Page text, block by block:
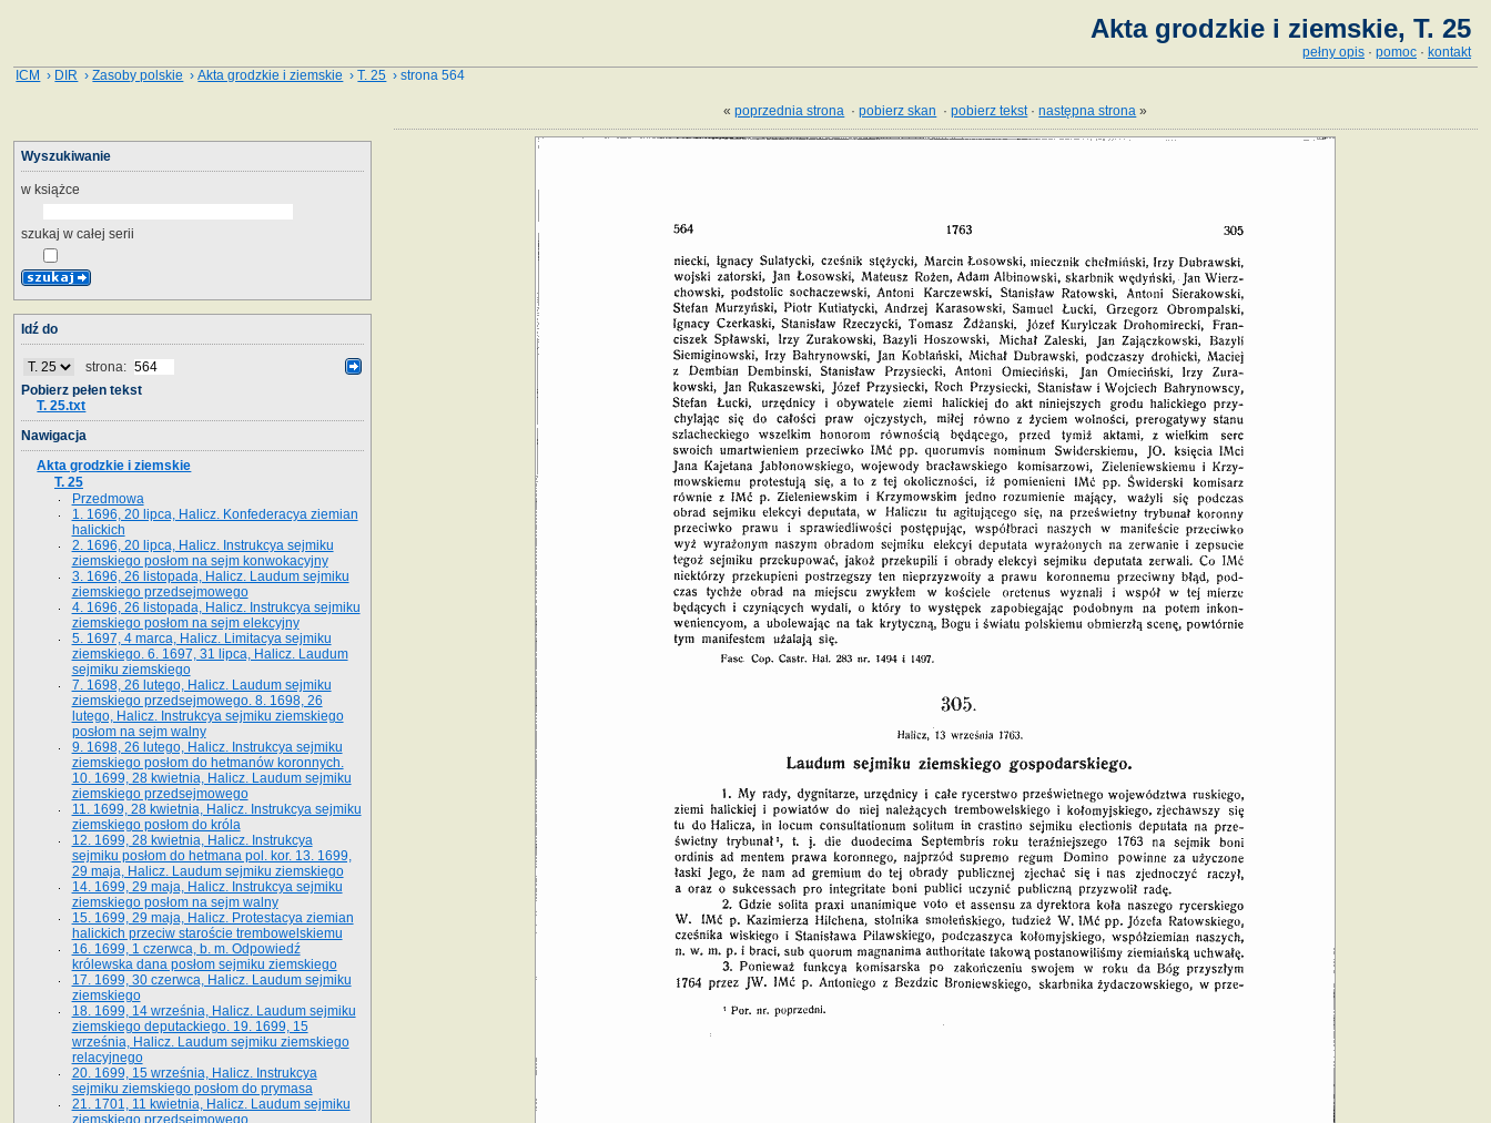
Akta grodzkie i ziemskie, T. 25
pełny opis · pomoc · kontakt
ICM › DIR ›Zasoby polskie ›Akta grodzkie i ziemskie ›T. 25 › strona 564
«poprzednia strona ·pobierz skan ·pobierz tekst·następna strona »
Wyszukiwanie
w książce
szukaj w całej serii
Idź do
strona:
Pobierz pełen tekst
T. 25.txt
Nawigacja
Akta grodzkie i ziemskie
T. 25
Przedmowa
1. 1696, 20 lipca, Halicz. Konfederacya ziemian
halickich
2. 1696, 20 lipca, Halicz. Instrukcya sejmiku
ziemskiego posłom na sejm konwokacyjny
3. 1696, 26 listopada, Halicz. Laudum sejmiku
ziemskiego przedsejmowego
4. 1696, 26 listopada, Halicz. Instrukcya sejmiku
ziemskiego posłom na sejm elekcyjny
5. 1697, 4 marca, Halicz. Limitacya sejmiku
ziemskiego. 6. 1697, 31 lipca, Halicz. Laudum
sejmiku ziemskiego
7. 1698, 26 lutego, Halicz. Laudum sejmiku
ziemskiego przedsejmowego. 8. 1698, 26
lutego, Halicz. Instrukcya sejmiku ziemskiego
posłom na sejm walny
9. 1698, 26 lutego, Halicz. Instrukcya sejmiku
ziemskiego posłom do hetmanów koronnych.
10. 1699, 28 kwietnia, Halicz. Laudum sejmiku
ziemskiego przedsejmowego
11. 1699, 28 kwietnia, Halicz. Instrukcya sejmiku
ziemskiego posłom do króla
12. 1699, 28 kwietnia, Halicz. Instrukcya
sejmiku posłom do hetmana pol. kor. 13. 1699,
29 maja, Halicz. Laudum sejmiku ziemskiego
14. 1699, 29 maja, Halicz. Instrukcya sejmiku
ziemskiego posłom na sejm walny
15. 1699, 29 maja, Halicz. Protestacya ziemian
halickich przeciw staroście trembowelskiemu
16. 1699, 1 czerwca, b. m. Odpowiedź
królewska dana posłom sejmiku ziemskiego
17. 1699, 30 czerwca, Halicz. Laudum sejmiku
ziemskiego
18. 1699, 14 września, Halicz. Laudum sejmiku
ziemskiego deputackiego. 19. 1699, 15
września, Halicz. Laudum sejmiku ziemskiego
relacyjnego
20. 1699, 15 września, Halicz. Instrukcya
sejmiku ziemskiego posłom do prymasa
21. 1701, 11 kwietnia, Halicz. Laudum sejmiku
ziemskiego przedsejmowego